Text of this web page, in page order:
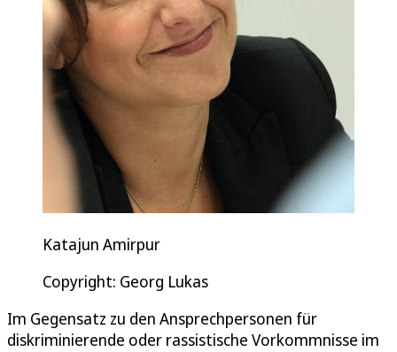
Katajun Amirpur
Copyright: Georg Lukas
Im Gegensatz zu den Ansprechpersonen für
diskriminierende oder rassistische Vorkommnisse im